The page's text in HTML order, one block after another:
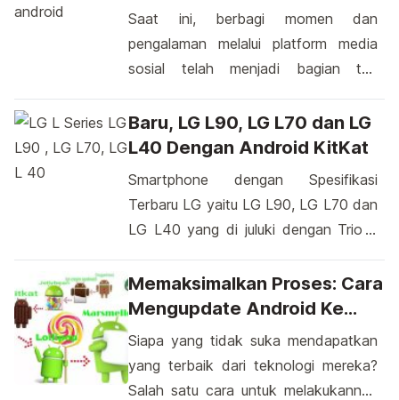
produknya dengan murah dan
terjangkau tanpa menurungkan
tingkat kualitasnya. Sejak dulu Fujitsu
LCDnya namun pada akhir akhir ini
mereka lebih memfokuskan diri […]
Di Insta Story Android
Saat ini, berbagi momen dan
pengalaman melalui platform media
sosial telah menjadi bagian tak
kita. Salah satu platform populer yang
banyak digunakan adalah Instagram.
yang menyenangkan untuk berbagi
momen dalam bentuk gambar dan
video yang hilang setelah 24 jam.
Anda […]
Baru, LG L90, LG L70 dan LG
L40 Dengan Android KitKat
Smartphone dengan Spesifikasi
Terbaru LG yaitu LG L90, LG L70 dan
LG L40 yang di juluki dengan Trio L
pameran Mobile World Congress
2014 nanti di Barcelona pada
Smartphone tersebut memakai OS
terbaru dari android yaitu android
Memaksimalkan Proses: Cara
Mengupdate Android Ke
Versi Terbaru Dengan Mudah
Siapa yang tidak suka mendapatkan
yang terbaik dari teknologi mereka?
Salah satu cara untuk melakukannya